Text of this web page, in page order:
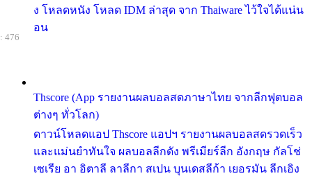
ง โหลดหนัง โหลด IDM ล่าสุด จาก Thaiware ไว้ใจได้แน่น
อน
Thscore (App รายงานผลบอลสดภาษาไทย จากลีกฟุตบอล
ต่างๆ ทั่วโลก)
ดาวน์โหลดแอป Thscore แอปฯ รายงานผลบอลสดรวดเร็ว
และแม่นยำทันใจ ผลบอลลีกดัง พรีเมียร์ลีก อังกฤษ กัลโช่
เซเรีย อา อิตาลี ลาลีกา สเปน บุนเดสลีก้า เยอรมัน ลีกเอิง
476